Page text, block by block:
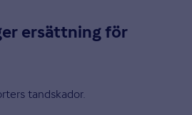
ersättning för
tandskador.